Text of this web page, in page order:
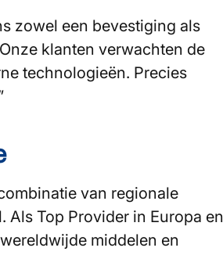
zowel een bevestiging als
klanten verwachten de
technologieën. Precies
van regionale
Top Provider in Europa en
middelen en